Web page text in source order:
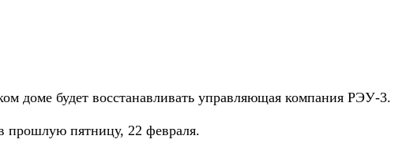
доме будет восстанавливать управляющая компания РЭУ-3.
прошлую пятницу, 22 февраля.